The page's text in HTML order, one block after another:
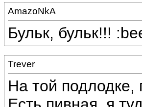
AmazoNkA
Бульк, бульк!!!
Trever
На той подлодке,